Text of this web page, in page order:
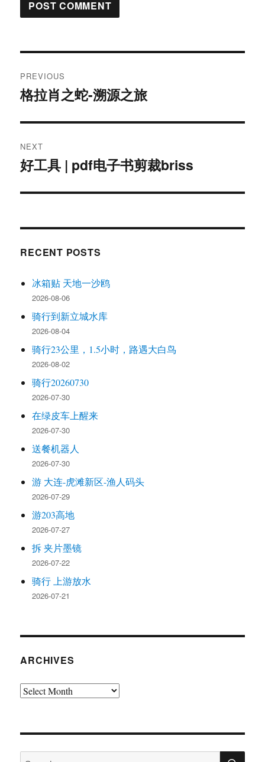
navigation
PREVIOUS
Previous
格拉肖之蛇-溯源之旅
NEXT
Next
好工具 | pdf电子书剪裁briss
RECENT POSTS
冰箱贴 天地一沙鸥
2026-08-06
骑行到新立城水库
2026-08-04
骑行23公里，1.5小时，路遇大白鸟
2026-08-02
骑行20260730
2026-07-30
在绿皮车上醒来
2026-07-30
送餐机器人
2026-07-30
游 大连-虎滩新区-渔人码头
2026-07-29
游203高地
2026-07-27
拆 夹片墨镜
2026-07-22
骑行 上游放水
2026-07-21
ARCHIVES
Archives
Search